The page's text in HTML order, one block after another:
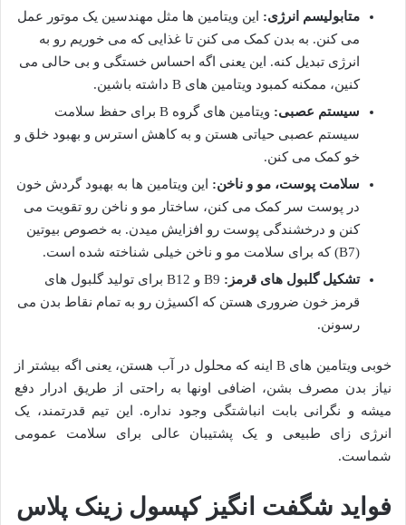
متابولیسم انرژی: این ویتامین ها مثل مهندسین یک موتور عمل
می کنن. به بدن کمک می کنن تا غذایی که می خوریم رو به
انرژی تبدیل کنه. این یعنی اگه احساس خستگی و بی حالی می
کنین، ممکنه کمبود ویتامین های B داشته باشین.
سیستم عصبی:
ویتامین های گروه B برای حفظ سلامت
سیستم عصبی حیاتی هستن و به کاهش استرس و بهبود خلق و
خو کمک می کنن.
سلامت پوست، مو و ناخن: این ویتامین ها به بهبود گردش خون
در پوست سر کمک می کنن، ساختار مو و ناخن رو تقویت می
کنن و درخشندگی پوست رو افزایش میدن. به خصوص بیوتین
(B7) که برای سلامت مو و ناخن خیلی شناخته شده است.
تشکیل گلبول های قرمز:
B9 و B12 برای تولید گلبول های
قرمز خون ضروری هستن که اکسیژن رو به تمام نقاط بدن می
رسونن.
خوبی ویتامین های B اینه که محلول در آب هستن، یعنی اگه بیشتر از
نیاز بدن مصرف بشن، اضافی اونها به راحتی از طریق ادرار دفع
میشه و نگرانی بابت انباشتگی وجود نداره. این تیم قدرتمند، یک
انرژی زای طبیعی و یک پشتیبان عالی برای سلامت عمومی
شماست.
فواید شگفت انگیز کپسول زینک پلاس